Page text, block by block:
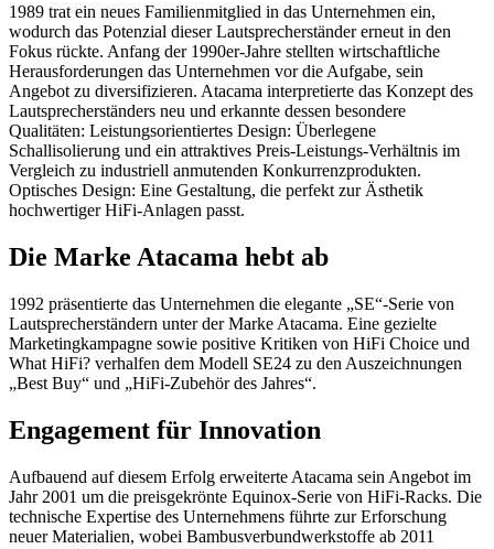
1989 trat ein neues Familienmitglied in das Unternehmen ein,
wodurch das Potenzial dieser Lautsprecherständer erneut in den
Fokus rückte. Anfang der 1990er-Jahre stellten wirtschaftliche
Herausforderungen das Unternehmen vor die Aufgabe, sein
Angebot zu diversifizieren. Atacama interpretierte das Konzept des
Lautsprecherständers neu und erkannte dessen besondere
Qualitäten: Leistungsorientiertes Design: Überlegene
Schallisolierung und ein attraktives Preis-Leistungs-Verhältnis im
Vergleich zu industriell anmutenden Konkurrenzprodukten.
Optisches Design: Eine Gestaltung, die perfekt zur Ästhetik
hochwertiger HiFi-Anlagen passt.
Die Marke Atacama hebt ab
1992 präsentierte das Unternehmen die elegante „SE“-Serie von
Lautsprecherständern unter der Marke Atacama. Eine gezielte
Marketingkampagne sowie positive Kritiken von HiFi Choice und
What HiFi? verhalfen dem Modell SE24 zu den Auszeichnungen
„Best Buy“ und „HiFi-Zubehör des Jahres“.
Engagement für Innovation
Aufbauend auf diesem Erfolg erweiterte Atacama sein Angebot im
Jahr 2001 um die preisgekrönte Equinox-Serie von HiFi-Racks. Die
technische Expertise des Unternehmens führte zur Erforschung
neuer Materialien, wobei Bambusverbundwerkstoffe ab 2011